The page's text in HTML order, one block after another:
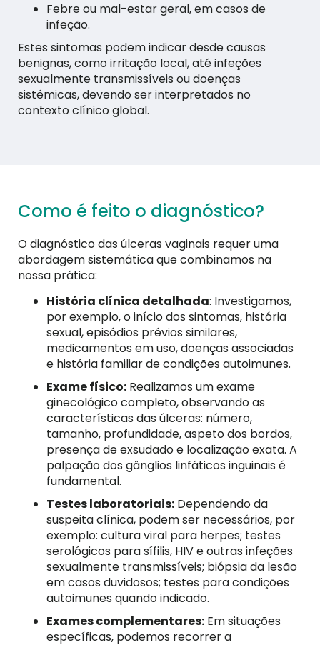
Febre ou mal-estar geral, em casos de
infeção.
Estes sintomas podem indicar desde causas
benignas, como irritação local, até infeções
sexualmente transmissíveis ou doenças
sistémicas, devendo ser interpretados no
contexto clínico global.
Como é feito o diagnóstico?
O diagnóstico das úlceras vaginais requer uma
abordagem sistemática que combinamos na
nossa prática:
História clínica detalhada: Investigamos,
por exemplo, o início dos sintomas, história
sexual, episódios prévios similares,
medicamentos em uso, doenças associadas
e história familiar de condições autoimunes.
Exame físico: Realizamos um exame
ginecológico completo, observando as
características das úlceras: número,
tamanho, profundidade, aspeto dos bordos,
presença de exsudado e localização exata. A
palpação dos gânglios linfáticos inguinais é
fundamental.
Testes laboratoriais: Dependendo da
suspeita clínica, podem ser necessários, por
exemplo: cultura viral para herpes; testes
serológicos para sífilis, HIV e outras infeções
sexualmente transmissíveis; biópsia da lesão
em casos duvidosos; testes para condições
autoimunes quando indicado.
Exames complementares: Em situações
específicas, podemos recorrer a